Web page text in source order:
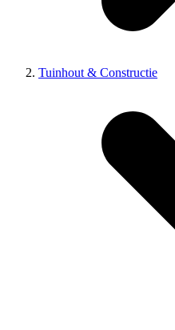
Tuinhout & Constructie